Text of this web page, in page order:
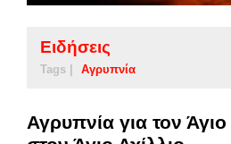
Ειδήσεις
Tags | Αγρυπνία
Αγρυπνία για τον